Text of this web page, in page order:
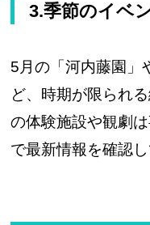
3.季節のイベ
5月の「河内藤園」
ど、時期が限られ
の体験施設や観劇
で最新情報を確認